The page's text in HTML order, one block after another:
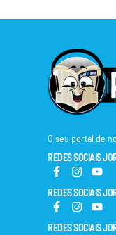
O seu portal de
REDES SOCIAIS
REDES SOCIAIS
REDES SOCIAIS